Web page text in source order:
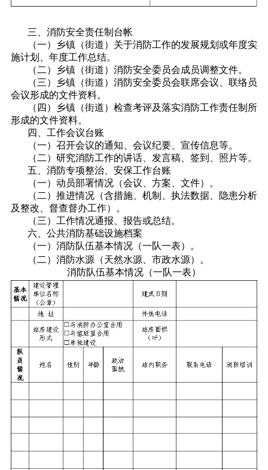
三、消防安全责任制台帐
（一）乡镇（街道）关于消防工作的发展规划或年度实
施计划、年度工作总结。
（二）乡镇（街道）消防安全委员会成员调整文件。
（三）乡镇（街道）消防安全委员会联席会议、联络员
会议形成的文件资料。
（四）乡镇（街道）检查考评及落实消防工作责任制所
形成的文件资料。
四、工作会议台账
（一）召开会议的通知、会议纪要、宣传信息等。
（二）研究消防工作的讲话、发言稿、签到、照片等。
五、消防专项整治、安保工作台账
（一）动员部署情况（会议、方案、文件）。
（二）推进情况（含措施、机制、执法数据、隐患分析
及整改、督查督办工作）。
（三）工作情况通报、报告或总结。
六、公共消防基础设施档案
（一）消防队伍基本情况（一队一表）。
（二）消防水源（天然水源、市政水源）。
消防队伍基本情况（一队一表）